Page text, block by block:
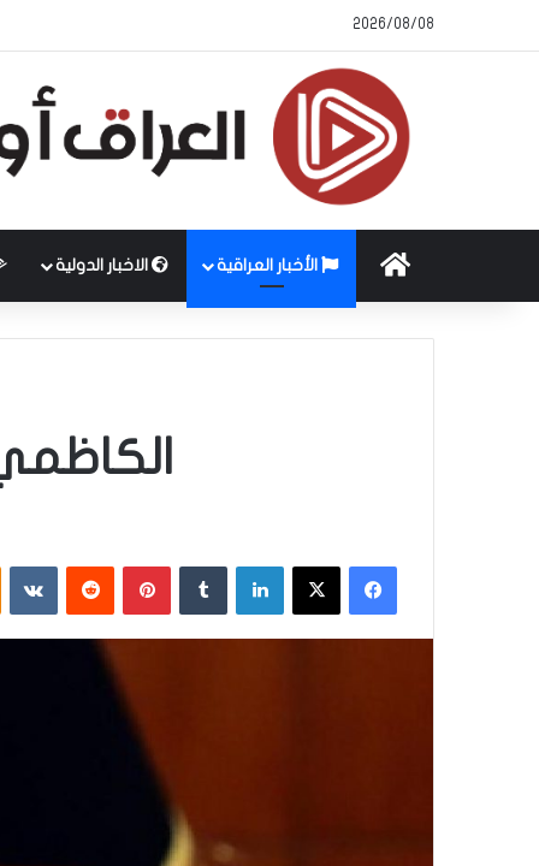
2026/08/08
الرئيسية الأخبار العراقية الاخبار الدولية
فيسبوك
‫X لينكدإن بينتيريست